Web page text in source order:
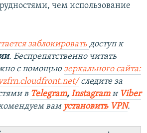
чем использование
заблокировать доступ к
. Беспрепятственно читать
с помощью зеркального сайта:
следите за
в Telegram, Instagramи Viber
вам установить VPN.